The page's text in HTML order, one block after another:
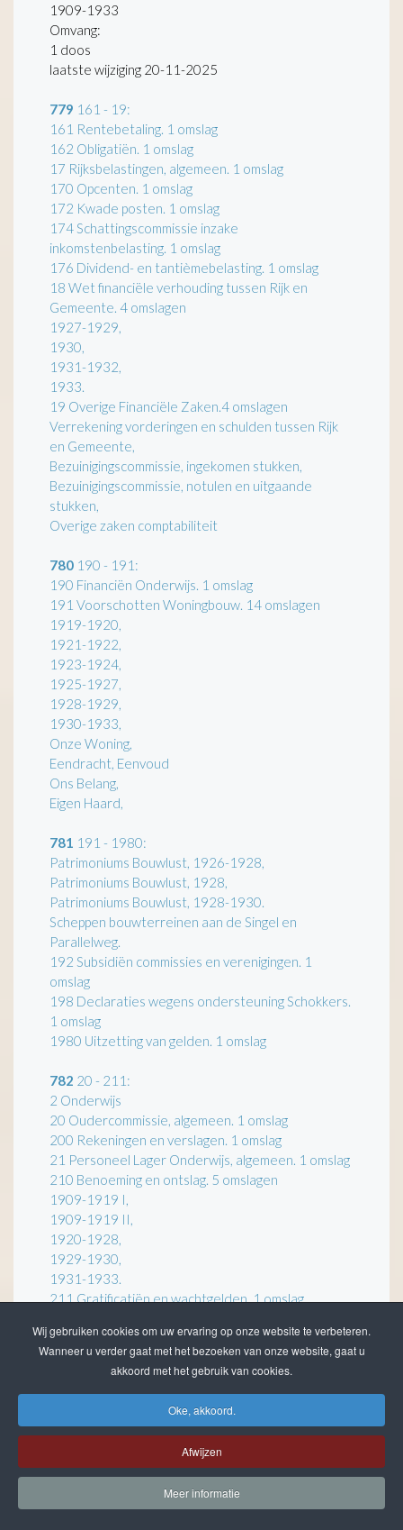
1909-1933
Omvang:
1 doos
laatste wijziging 20-11-2025
779 161 - 19:
161 Rentebetaling. 1 omslag
162 Obligatiën. 1 omslag
17 Rijksbelastingen, algemeen. 1 omslag
170 Opcenten. 1 omslag
172 Kwade posten. 1 omslag
174 Schattingscommissie inzake
inkomstenbelasting. 1 omslag
176 Dividend- en tantièmebelasting. 1 omslag
18 Wet financiële verhouding tussen Rijk en
Gemeente. 4 omslagen
1927-1929,
1930,
1931-1932,
1933.
19 Overige Financiële Zaken.4 omslagen
Verrekening vorderingen en schulden tussen Rijk
en Gemeente,
Bezuinigingscommissie, ingekomen stukken,
Bezuinigingscommissie, notulen en uitgaande
stukken,
Overige zaken comptabiliteit
780 190 - 191:
190 Financiën Onderwijs. 1 omslag
191 Voorschotten Woningbouw. 14 omslagen
1919-1920,
1921-1922,
1923-1924,
1925-1927,
1928-1929,
1930-1933,
Onze Woning,
Eendracht, Eenvoud
Ons Belang,
Eigen Haard,
781 191 - 1980:
Patrimoniums Bouwlust, 1926-1928,
Patrimoniums Bouwlust, 1928,
Patrimoniums Bouwlust, 1928-1930.
Scheppen bouwterreinen aan de Singel en
Parallelweg.
192 Subsidiën commissies en verenigingen. 1
omslag
198 Declaraties wegens ondersteuning Schokkers.
1 omslag
1980 Uitzetting van gelden. 1 omslag
782 20 - 211:
2 Onderwijs
20 Oudercommissie, algemeen. 1 omslag
200 Rekeningen en verslagen. 1 omslag
21 Personeel Lager Onderwijs, algemeen. 1 omslag
210 Benoeming en ontslag. 5 omslagen
1909-1919 I,
1909-1919 II,
1920-1928,
1929-1930,
1931-1933.
211 Gratificatiën en wachtgelden. 1 omslag
783212 - 223:
212 Pensioengrondslagen, lijsten en opgaven. 2
1909-1919
2120 Pensioengrondslagen, goedkeuring Ged.
1909-1914
Wij gebruiken cookies om uw ervaring op onze website te verbeteren.
Wanneer u verder gaat met het bezoeken van onze website, gaat u
akkoord met het gebruik van cookies.
Oke, akkoord.
Afwijzen
Meer informatie